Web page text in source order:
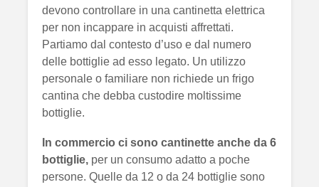
devono controllare in una cantinetta elettrica
per non incappare in acquisti affrettati.
Partiamo dal contesto d’uso e dal numero
delle bottiglie ad esso legato. Un utilizzo
personale o familiare non richiede un frigo
cantina che debba custodire moltissime
bottiglie.
In commercio ci sono cantinette anche da 6
bottiglie, per un consumo adatto a poche
persone. Quelle da 12 o da 24 bottiglie sono